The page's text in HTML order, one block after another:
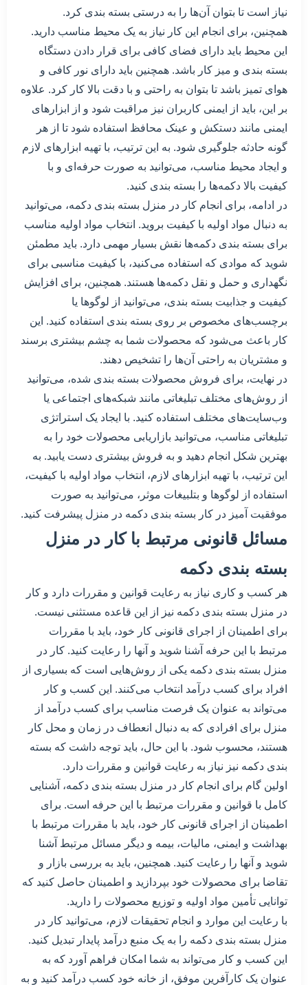
نیاز است تا بتوان آن‌ها را به درستی بسته بندی کرد.
همچنین، برای انجام این کار نیاز به یک محیط مناسب دارید.
این محیط باید دارای فضای کافی برای قرار دادن دستگاه
بسته بندی و میز کار باشد. همچنین باید دارای نور کافی و
هوای تمیز باشد تا بتوان به راحتی و با دقت بالا کار کرد. علاوه
بر این، باید از ایمنی کاربران نیز مراقبت شود و از ابزارهای
ایمنی مانند دستکش و عینک محافظ استفاده شود تا از هر
گونه حادثه جلوگیری شود. به این ترتیب، با تهیه ابزارهای لازم
و ایجاد محیط مناسب، می‌توانید به صورت حرفه‌ای و با
کیفیت بالا دکمه‌ها را بسته بندی کنید.
در ادامه، برای انجام کار در منزل بسته بندی دکمه، می‌توانید
به دنبال مواد اولیه با کیفیت بروید. انتخاب مواد اولیه مناسب
برای بسته بندی دکمه‌ها نقش بسیار مهمی دارد. باید مطمئن
شوید که موادی که استفاده می‌کنید، با کیفیت مناسبی برای
نگهداری و حمل و نقل دکمه‌ها هستند. همچنین، برای افزایش
کیفیت و جذابیت بسته بندی، می‌توانید از لوگوها یا
برچسب‌های مخصوص بر روی بسته بندی استفاده کنید. این
کار باعث می‌شود که محصولات شما به چشم بیشتری برسند
و مشتریان به راحتی آن‌ها را تشخیص دهند.
در نهایت، برای فروش محصولات بسته بندی شده، می‌توانید
از روش‌های مختلف تبلیغاتی مانند شبکه‌های اجتماعی یا
وب‌سایت‌های مختلف استفاده کنید. با ایجاد یک استراتژی
تبلیغاتی مناسب، می‌توانید بازاریابی محصولات خود را به
بهترین شکل انجام دهید و به فروش بیشتری دست یابید. به
این ترتیب، با تهیه ابزارهای لازم، انتخاب مواد اولیه با کیفیت،
استفاده از لوگوها و بتلبیغات موثر، می‌توانید به صورت
موفقیت آمیز در کار بسته بندی دکمه در منزل پیشرفت کنید.
مسائل قانونی مرتبط با کار در منزل
بسته بندی دکمه
هر کسب و کاری نیاز به رعایت قوانین و مقررات دارد و کار
در منزل بسته بندی دکمه نیز از این قاعده مستثنی نیست.
برای اطمینان از اجرای قانونی کار خود، باید با مقررات
مرتبط با این حرفه آشنا شوید و آنها را رعایت کنید. کار در
منزل بسته بندی دکمه یکی از روش‌هایی است که بسیاری از
افراد برای کسب درآمد انتخاب می‌کنند. این کسب و کار
می‌تواند به عنوان یک فرصت مناسب برای کسب درآمد از
منزل برای افرادی که به دنبال انعطاف در زمان و محل کار
هستند، محسوب شود. با این حال، باید توجه داشت که بسته
بندی دکمه نیز نیاز به رعایت قوانین و مقررات دارد.
اولین گام برای انجام کار در منزل بسته بندی دکمه، آشنایی
کامل با قوانین و مقررات مرتبط با این حرفه است. برای
اطمینان از اجرای قانونی کار خود، باید با مقررات مرتبط با
بهداشت و ایمنی، مالیات، بیمه و دیگر مسائل مرتبط آشنا
شوید و آنها را رعایت کنید. همچنین، باید به بررسی بازار و
تقاضا برای محصولات خود بپردازید و اطمینان حاصل کنید که
توانایی تأمین مواد اولیه و توزیع محصولات را دارید.
با رعایت این موارد و انجام تحقیقات لازم، می‌توانید کار در
منزل بسته بندی دکمه را به یک منبع درآمد پایدار تبدیل کنید.
این کسب و کار می‌تواند به شما امکان فراهم آورد که به
عنوان یک کارآفرین موفق، از خانه خود کسب درآمد کنید و به